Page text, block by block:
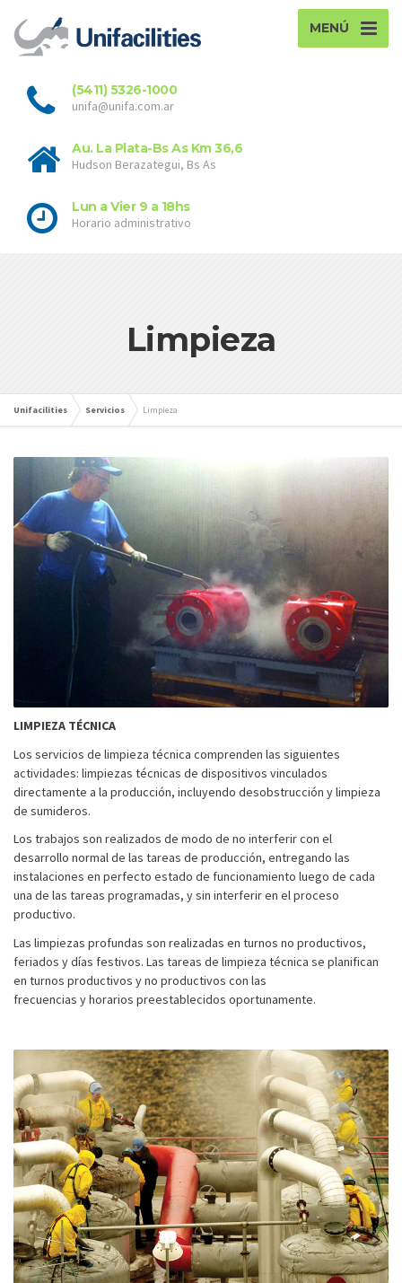
MENÚ
(5411) 5326-1000
unifa@unifa.com.ar
Au. La Plata-Bs As Km 36,6
Hudson Berazategui, Bs As
Lun a Vier 9 a 18hs
Horario administrativo
Limpieza
Unifacilities Servicios Limpieza
LIMPIEZA TÉCNICA
Los servicios de limpieza técnica comprenden las siguientes
actividades: limpiezas técnicas de dispositivos vinculados
directamente a la producción, incluyendo desobstrucción y limpieza
de sumideros.
Los trabajos son realizados de modo de no interferir con el
desarrollo normal de las tareas de producción, entregando las
instalaciones en perfecto estado de funcionamiento luego de cada
una de las tareas programadas, y sin interferir en el proceso
productivo.
Las limpiezas profundas son realizadas en turnos no productivos,
feriados y días festivos. Las tareas de limpieza técnica se planifican
en turnos productivos y no productivos con las
frecuencias y horarios preestablecidos oportunamente.